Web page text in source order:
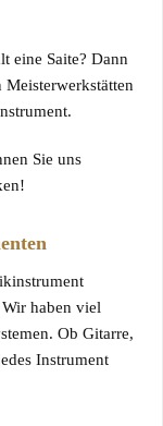
eine Saite? Dann
Meisterwerkstätten
Sie uns
haben viel
Ob Gitarre,
Instrument